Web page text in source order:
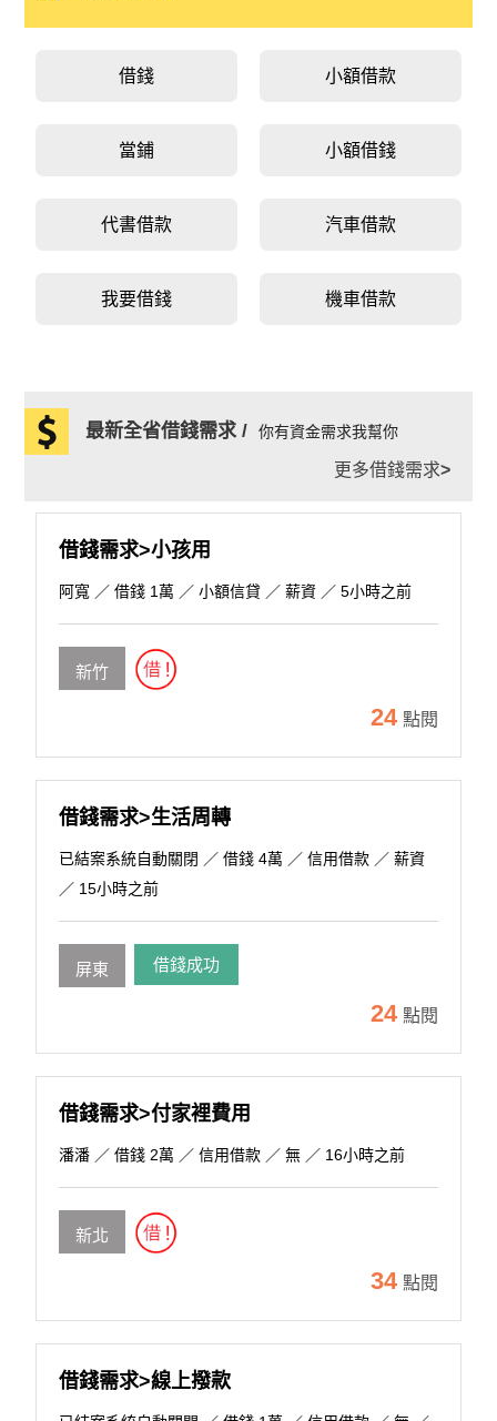
借錢 小額借款
當鋪 小額借錢
代書借款 汽車借款
我要借錢 機車借款
最新全省借錢需求 / 你有資金需求我幫你
更多借錢需求>
借錢需求>小孩用
阿寬 ／ 借錢 1萬 ／ 小額信貸 ／ 薪資 ／ 5小時之前
新竹
24 點閱
借錢需求>生活周轉
已結案系統自動關閉 ／ 借錢 4萬 ／ 信用借款 ／ 薪資
／ 15小時之前
屏東 借錢成功
24 點閱
借錢需求>付家裡費用
潘潘 ／ 借錢 2萬 ／ 信用借款 ／ 無 ／ 16小時之前
新北
34 點閱
借錢需求>線上撥款